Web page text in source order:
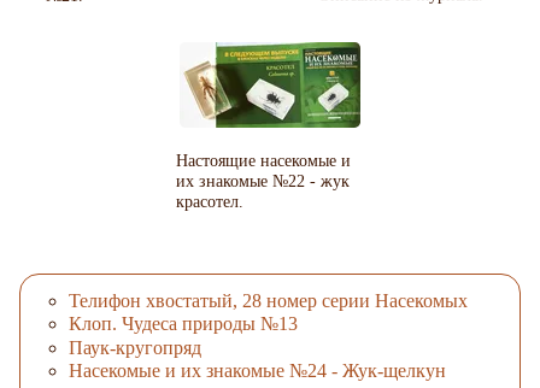
Настоящие насекомые и
их знакомые №22 - жук
красотел.
Телифон хвостатый, 28 номер серии Насекомых
Клоп. Чудеса природы №13
Паук-кругопряд
Насекомые и их знакомые №24 - Жук-щелкун